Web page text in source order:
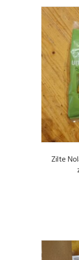
Zilte